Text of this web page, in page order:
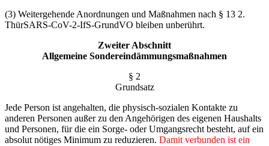
(3) Weitergehende Anordnungen und Maßnahmen nach § 13 2.
ThürSARS-CoV-2-IfS-GrundVO bleiben unberührt.
Zweiter Abschnitt
Allgemeine Sondereindämmungsmaßnahmen
§ 2
Grundsatz
Jede Person ist angehalten, die physisch-sozialen Kontakte zu
anderen Personen außer zu den Angehörigen des eigenen Haushalts
und Personen, für die ein Sorge- oder Umgangsrecht besteht, auf ein
absolut nötiges Minimum zu reduzieren. Damit verbunden ist ein